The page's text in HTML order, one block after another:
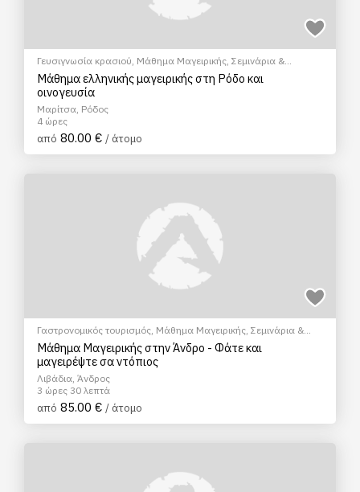
Γευσιγνωσία κρασιού, Μάθημα Μαγειρικής, Σεμινάρια &
Μαθήματα
Μάθημα ελληνικής μαγειρικής στη Ρόδο και
οινογευσία
Μαρίτσα, Ρόδος
4 ώρες
από 80.00 € / άτομο
Γαστρονομικός τουρισμός, Μάθημα Μαγειρικής, Σεμινάρια &
Μαθήματα
Μάθημα Μαγειρικής στην Άνδρο - Φάτε και
μαγειρέψτε σα ντόπιος
Λιβάδια, Άνδρος
3 ώρες 30 λεπτά
από 85.00 € / άτομο